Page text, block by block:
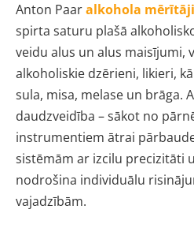
Anton Paaralkohola mērītāji
spirta saturu plašā
veidu alus un alus maisījumi,
alkoholiskie dzērieni, likieri,
sula, misa, melase un brāga.
daudzveidība – sākot no
instrumentiem ātrai
sistēmām ar izcilu precizitāti
nodrošina individuālu
vajadzībām.